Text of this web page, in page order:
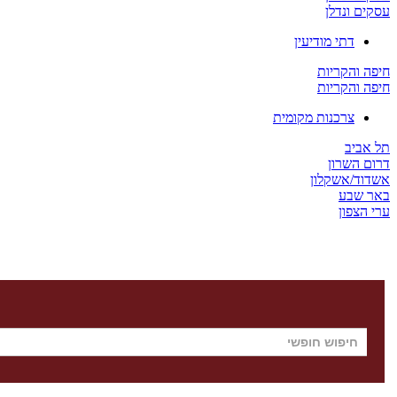
עסקים ונדלן
דתי מודיעין
חיפה והקריות
חיפה והקריות
צרכנות מקומית
תל אביב
דרום השרון
אשדוד/אשקלון
באר שבע
ערי הצפון